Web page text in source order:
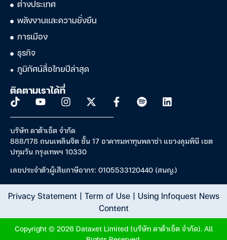
ต่างประเทศ
พลังงานและความยั่งยืน
การเมือง
ธุรกิจ
ภูมิทัศน์สื่อไทยปีล่าสุด
ติดตามเราได้ที่
บริษัท ดาต้าเซ็ต จำกัด
888/178 ถนนเพลินจิต ชั้น 17 อาคารมหาทุนพลาซ่า แขวงลุมพินี เขต
ปทุมวัน กรุงเทพฯ 10330
เลขประจำตัวผู้เสียภาษีอากร: 0105533120440 (สนญ.)
Privacy Statement| Term of Use| Using Infoquest News
Content
Copyright © 2026 Dataxet Limited (บริษัท ดาต้าเซ็ต จำกัด). All